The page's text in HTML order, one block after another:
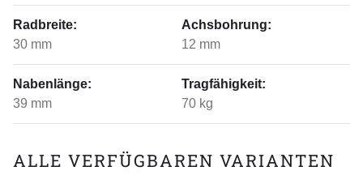
Radbreite:
30 mm
Achsbohrung:
12 mm
Nabenlänge:
39 mm
Tragfähigkeit:
70 kg
ALLE VERFÜGBAREN VARIANTEN